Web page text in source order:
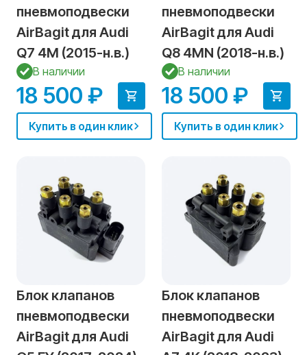
пневмоподвески
AirBagit для Audi
Q7 4M (2015-н.в.)
В наличии
18 500 ₽
Купить в один клик
пневмоподвески
AirBagit для Audi
Q8 4MN (2018-н.в.)
В наличии
18 500 ₽
Купить в один клик
Блок клапанов
пневмоподвески
AirBagit для Audi
Блок клапанов
пневмоподвески
AirBagit для Audi